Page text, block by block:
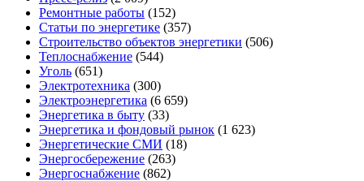
Ремонтные работы (152)
Статьи по энергетике (357)
Строительство объектов энергетики (506)
Теплоснабжение (544)
Уголь (651)
Электротехника (300)
Электроэнергетика (6 659)
Энергетика в быту (33)
Энергетика и фондовый рынок (1 623)
Энергетические СМИ (18)
Энергосбережение (263)
Энергоснабжение (862)